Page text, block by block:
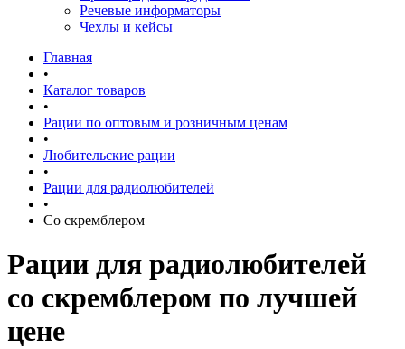
Речевые информаторы
Чехлы и кейсы
Главная
•
Каталог товаров
•
Рации по оптовым и розничным ценам
•
Любительские рации
•
Рации для радиолюбителей
•
Со скремблером
Рации для радиолюбителей
со скремблером по лучшей
цене